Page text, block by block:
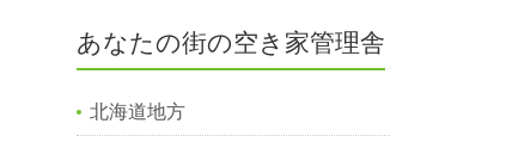
あなたの街の空き家管理舎
北海道地方